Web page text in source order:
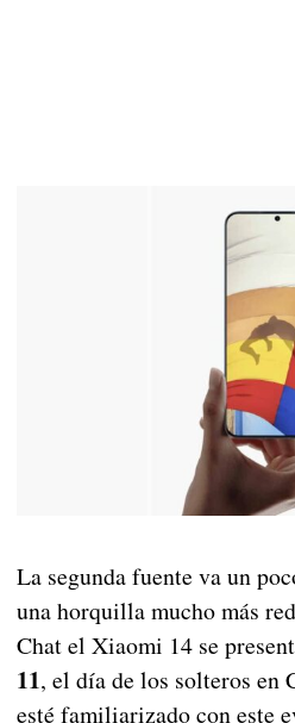
La segunda fuente va un
una horquilla mucho más
Chat el Xiaomi 14 se
11, el día de los solteros en
esté familiarizado con este